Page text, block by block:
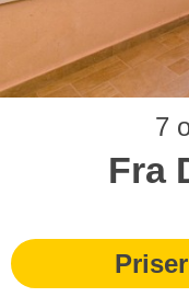
7
Fra